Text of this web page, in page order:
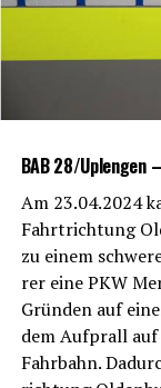
BAB 28/
Am 23.04.2024
Fahrt­rich­tung
zu einem
rer eine PKW
Grün­den auf
dem Auf­prall auf
Fahr­bahn.